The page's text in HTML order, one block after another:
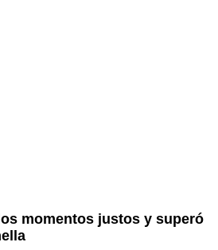
momentos justos y superó